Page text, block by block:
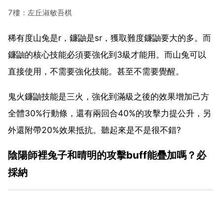
7樓：左丘淑敏吾棋
稀有度山兔是r，鐮鼬是sr，獲取難度鐮鼬要大的多。而
鐮鼬的核心技能必須要強化到3級才能用。而山兔可以
直接使用，不需要強化技能。甚至不需要覺醒。
鬼火鐮鼬技能是三火，強化到滿級之後的效果增加己方
全體30%行動條，還有兩回合40%的攻擊力提公升，另
外還附帶20%效果抵抗。聽起來是不是很不錯?
陰陽師裡兔子和晴明的攻擊buff能疊加嗎？必
採納